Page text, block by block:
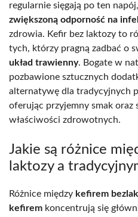
regularnie sięgają po ten
zwiększoną odporność na
zdrowia. Kefir bez laktozy to
tych, którzy pragną zadbać o
układ trawienny. Bogate w
pozbawione sztucznych
alternatywę dla tradycyjnych
oferując przyjemny smak oraz
właściwości zdrowotnych.
Jakie są różnice
laktozy a
Różnice między kefirem
kefirem koncentrują się